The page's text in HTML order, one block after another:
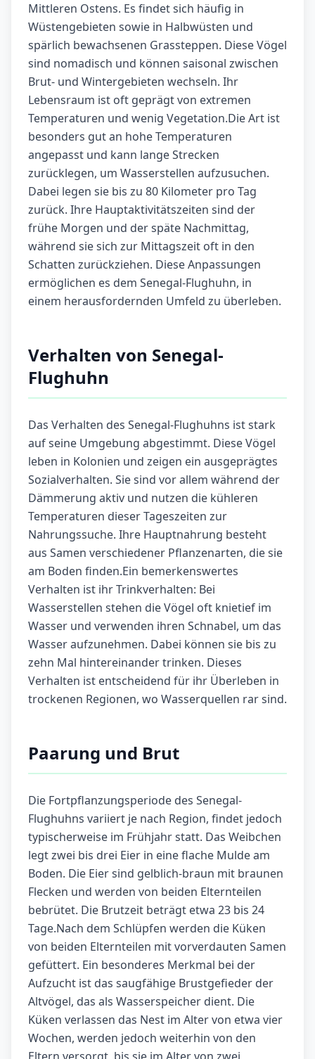
Mittleren Ostens. Es findet sich häufig in
Wüstengebieten sowie in Halbwüsten und
spärlich bewachsenen Grassteppen. Diese Vögel
sind nomadisch und können saisonal zwischen
Brut- und Wintergebieten wechseln. Ihr
Lebensraum ist oft geprägt von extremen
Temperaturen und wenig Vegetation.Die Art ist
besonders gut an hohe Temperaturen
angepasst und kann lange Strecken
zurücklegen, um Wasserstellen aufzusuchen.
Dabei legen sie bis zu 80 Kilometer pro Tag
zurück. Ihre Hauptaktivitätszeiten sind der
frühe Morgen und der späte Nachmittag,
während sie sich zur Mittagszeit oft in den
Schatten zurückziehen. Diese Anpassungen
ermöglichen es dem Senegal-Flughuhn, in
einem herausfordernden Umfeld zu überleben.
Verhalten von Senegal-
Flughuhn
Das Verhalten des Senegal-Flughuhns ist stark
auf seine Umgebung abgestimmt. Diese Vögel
leben in Kolonien und zeigen ein ausgeprägtes
Sozialverhalten. Sie sind vor allem während der
Dämmerung aktiv und nutzen die kühleren
Temperaturen dieser Tageszeiten zur
Nahrungssuche. Ihre Hauptnahrung besteht
aus Samen verschiedener Pflanzenarten, die sie
am Boden finden.Ein bemerkenswertes
Verhalten ist ihr Trinkverhalten: Bei
Wasserstellen stehen die Vögel oft knietief im
Wasser und verwenden ihren Schnabel, um das
Wasser aufzunehmen. Dabei können sie bis zu
zehn Mal hintereinander trinken. Dieses
Verhalten ist entscheidend für ihr Überleben in
trockenen Regionen, wo Wasserquellen rar sind.
Paarung und Brut
Die Fortpflanzungsperiode des Senegal-
Flughuhns variiert je nach Region, findet jedoch
typischerweise im Frühjahr statt. Das Weibchen
legt zwei bis drei Eier in eine flache Mulde am
Boden. Die Eier sind gelblich-braun mit braunen
Flecken und werden von beiden Elternteilen
bebrütet. Die Brutzeit beträgt etwa 23 bis 24
Tage.Nach dem Schlüpfen werden die Küken
von beiden Elternteilen mit vorverdauten Samen
gefüttert. Ein besonderes Merkmal bei der
Aufzucht ist das saugfähige Brustgefieder der
Altvögel, das als Wasserspeicher dient. Die
Küken verlassen das Nest im Alter von etwa vier
Wochen, werden jedoch weiterhin von den